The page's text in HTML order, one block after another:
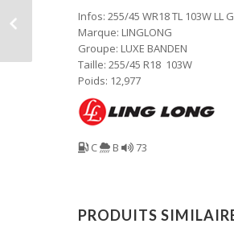
Infos: 255/45 WR18 TL 103W LL
Marque: LINGLONG
Groupe: LUXE BANDEN
Taille: 255/45 R18 103W
Poids: 12,977
C B 73
PRODUITS